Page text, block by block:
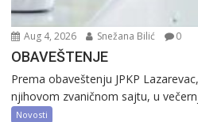
Aug 4, 2026 Snežana Bilić 0
OBAVEŠTENJE
Prema obaveštenju JPKP
njihovom zvaničnom sajtu, u
Novosti